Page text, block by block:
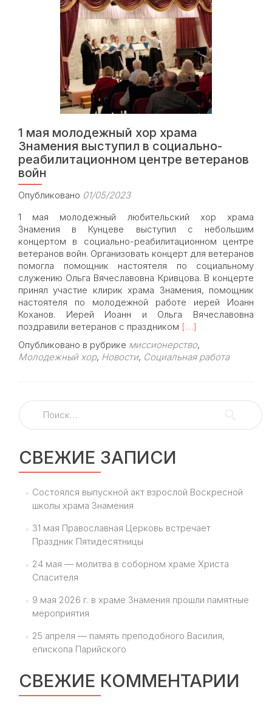
встретил
праздник
св.
Георгия
Победоносца
1 мая молодежный хор храма
Знамения выступил в социально-
реабилитационном центре ветеранов
войн
Опубликовано 01/05/2023
1 мая молодежный любительский хор храма
Знамения в Кунцеве выступил с небольшим
концертом в социально-реабилитационном центре
ветеранов войн. Организовать концерт для ветеранов
помогла помощник настоятеля по социальному
служению Ольга Вячеславовна Кривцова. В концерте
принял участие клирик храма Знамения, помощник
настоятеля по молодежной работе иерей Иоанн
Коханов. Иерей Иоанн и Ольга Вячеславовна
поздравили ветеранов с праздником Read
about
1
хор
ветеранов
[…]
Опубликовано в рубрике миссионерство,
Молодежный хор, Новости, Социальная работа
Найти:
СВЕЖИЕ ЗАПИСИ
Состоялся выпускной акт взрослой Воскресной
школы храма Знамения
31 мая Православная Церковь встречает
Праздник Пятидесятницы
24 мая — молитва в соборном храме Христа
Спасителя
9 мая 2026 г. в храме Знамения прошли памятные
мероприятия
25 апреля — память преподобного Василия,
епископа Парийского
СВЕЖИЕ КОММЕНТАРИИ